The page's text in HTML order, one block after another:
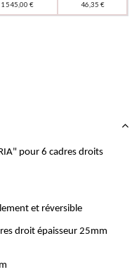
1 545,00 € 46,35 €
pour 6 cadres droits
et réversible
droit épaisseur 25mm